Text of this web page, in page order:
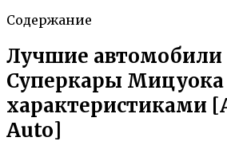
Содержание
Лучшие
Суперкары
характеристиками
Auto]